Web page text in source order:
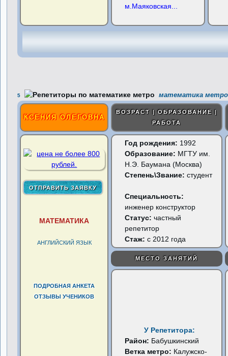
м.Маяковская
5 математика метро
КСЕНИЯ ОЛЕГОВНА
ВОЗРАСТ | ОБРАЗОВАНИЕ |
РАБОТА
МАТЕМАТИКА
АНГЛИЙСКИЙ ЯЗЫК
ПОДРОБНАЯ АНКЕТА
ОТЗЫВЫ УЧЕНИКОВ
Год рождения: 1992
Образование: МГТУ им.
Н.Э. Баумана (Москва)
Степень\Звание: студент
Специальность:
инженер конструктор
Статус:частный
репетитор
Стаж: с 2012 года
МЕСТО ЗАНЯТИЙ
У Репетитора:
Район: Бабушкинский
Ветка метро: Калужско-